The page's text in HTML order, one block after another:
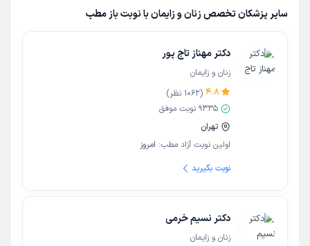
سایر پزشکان تخصص زنان و زایمان با نوبت باز مطب
دکتر مهناز تاج پور
زنان و زایمان
4.8
(
1062 نظر)
9335 نوبت موفق
تهران
اولین نوبت آزاد مطب: امروز
نوبت بگیرید
دکتر نسیم خرمی
زنان و زایمان